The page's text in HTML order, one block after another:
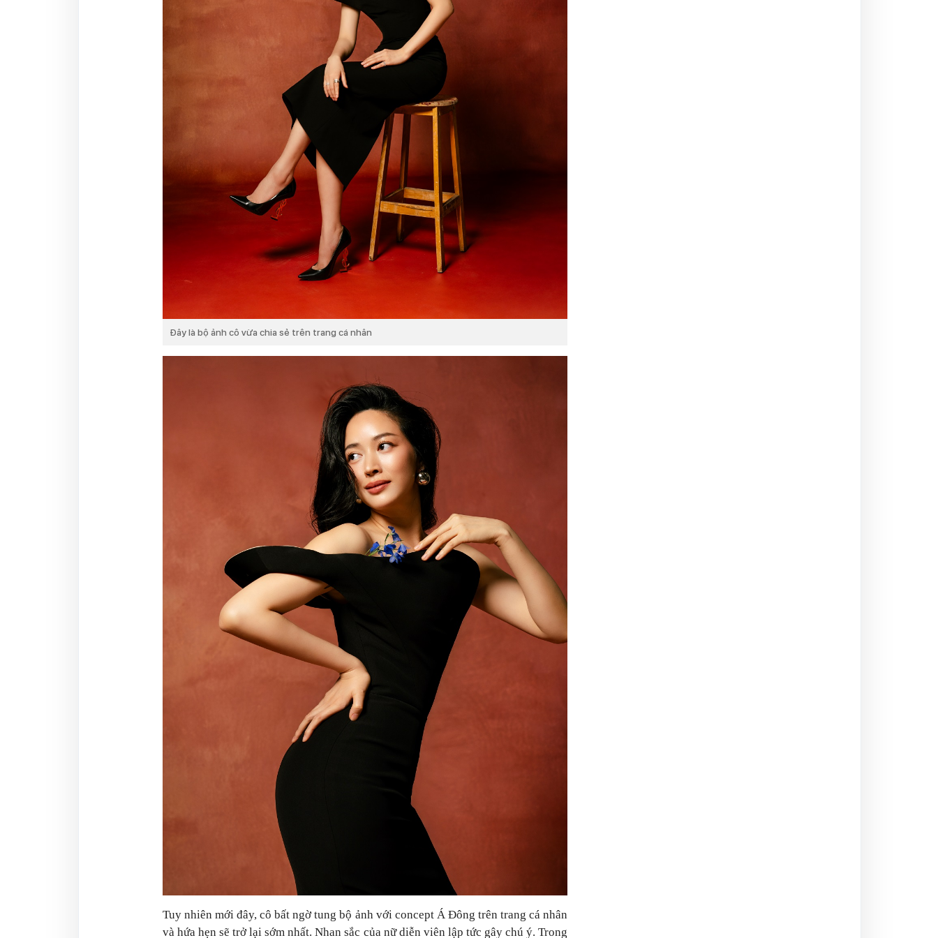
Đây là bộ ảnh cô vừa chia sẻ trên trang cá nhân
Tuy nhiên mới đây, cô bất ngờ tung bộ ảnh với concept Á Đông trên trang cá nhân
và hứa hẹn sẽ trở lại sớm nhất. Nhan sắc của nữ diễn viên lập tức gây chú ý. Trong